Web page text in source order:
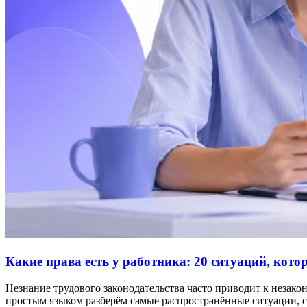
Какие права есть у работника: 20 ситуаций,
Незнание трудового законодательства часто приводит к
простым языком разберём самые распространённые ситуации,